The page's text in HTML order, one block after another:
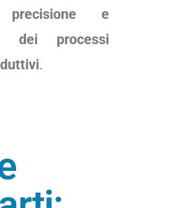
precisione e
dei processi
.